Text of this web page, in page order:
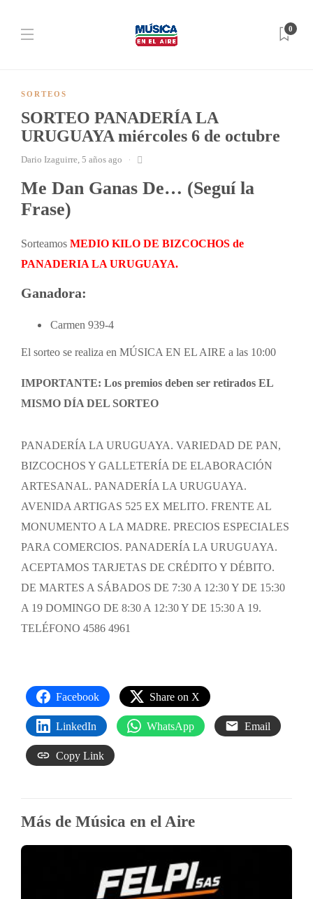
0
SORTEOS
SORTEO PANADERÍA LA
URUGUAYA miércoles 6 de octubre
Dario Izaguirre, 5 años ago
Me Dan Ganas De… (Seguí la
Frase)
Sorteamos MEDIO KILO DE BIZCOCHOS de
PANADERIALA URUGUAYA.
Ganadora:
Carmen 939-4
El sorteo se realiza en MÚSICA EN EL AIRE a las 10:00
IMPORTANTE: Los premios deben ser retirados EL
MISMO DÍA DEL SORTEO
PANADERÍA LA URUGUAYA. VARIEDAD DE PAN,
BIZCOCHOS Y GALLETERÍA DE ELABORACIÓN
ARTESANAL. PANADERÍA LA URUGUAYA.
AVENIDA ARTIGAS 525 EX MELITO. FRENTE AL
MONUMENTO A LA MADRE. PRECIOS ESPECIALES
PARA COMERCIOS. PANADERÍA LA URUGUAYA.
ACEPTAMOS TARJETAS DE CRÉDITO Y DÉBITO.
DE MARTES A SÁBADOS DE 7:30 A 12:30 Y DE 15:30
A 19 DOMINGO DE 8:30 A 12:30 Y DE 15:30 A 19.
TELÉFONO 4586 4961
Facebook Share on X
LinkedIn WhatsApp Email
Copy Link
Más de Música en el Aire